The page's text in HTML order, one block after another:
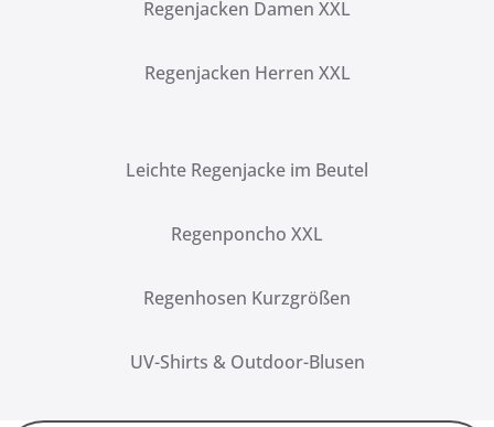
Regenjacken Damen XXL
Regenjacken Herren XXL
Leichte Regenjacke im Beutel
Regenponcho XXL
Regenhosen Kurzgrößen
UV-Shirts & Outdoor-Blusen